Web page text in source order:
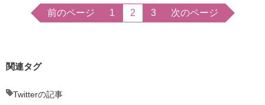
前のページ 1 2 3 次のページ
関連タグ
Twitterの記事